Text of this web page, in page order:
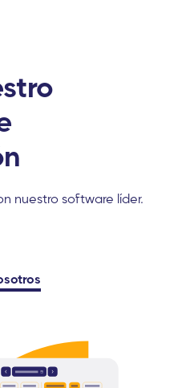
nuestro software líder.